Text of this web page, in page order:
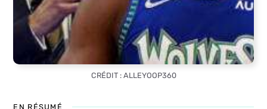
CRÉDIT : ALLEYOOP360
EN RÉSUMÉ